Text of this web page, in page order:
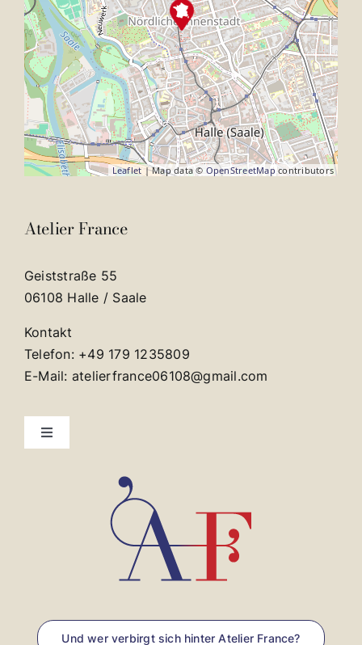
Leaflet| Map data © OpenStreetMap contributors
Atelier France
Geiststraße 55
06108 Halle / Saale
Kontakt
Telefon: +49 179 1235809
E-Mail: atelierfrance06108@gmail.com
Toggle
Und wer verbirgt sich hinter Atelier France?